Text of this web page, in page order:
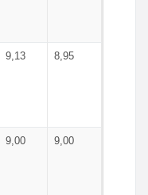
9,13 8,95
9,00 9,00